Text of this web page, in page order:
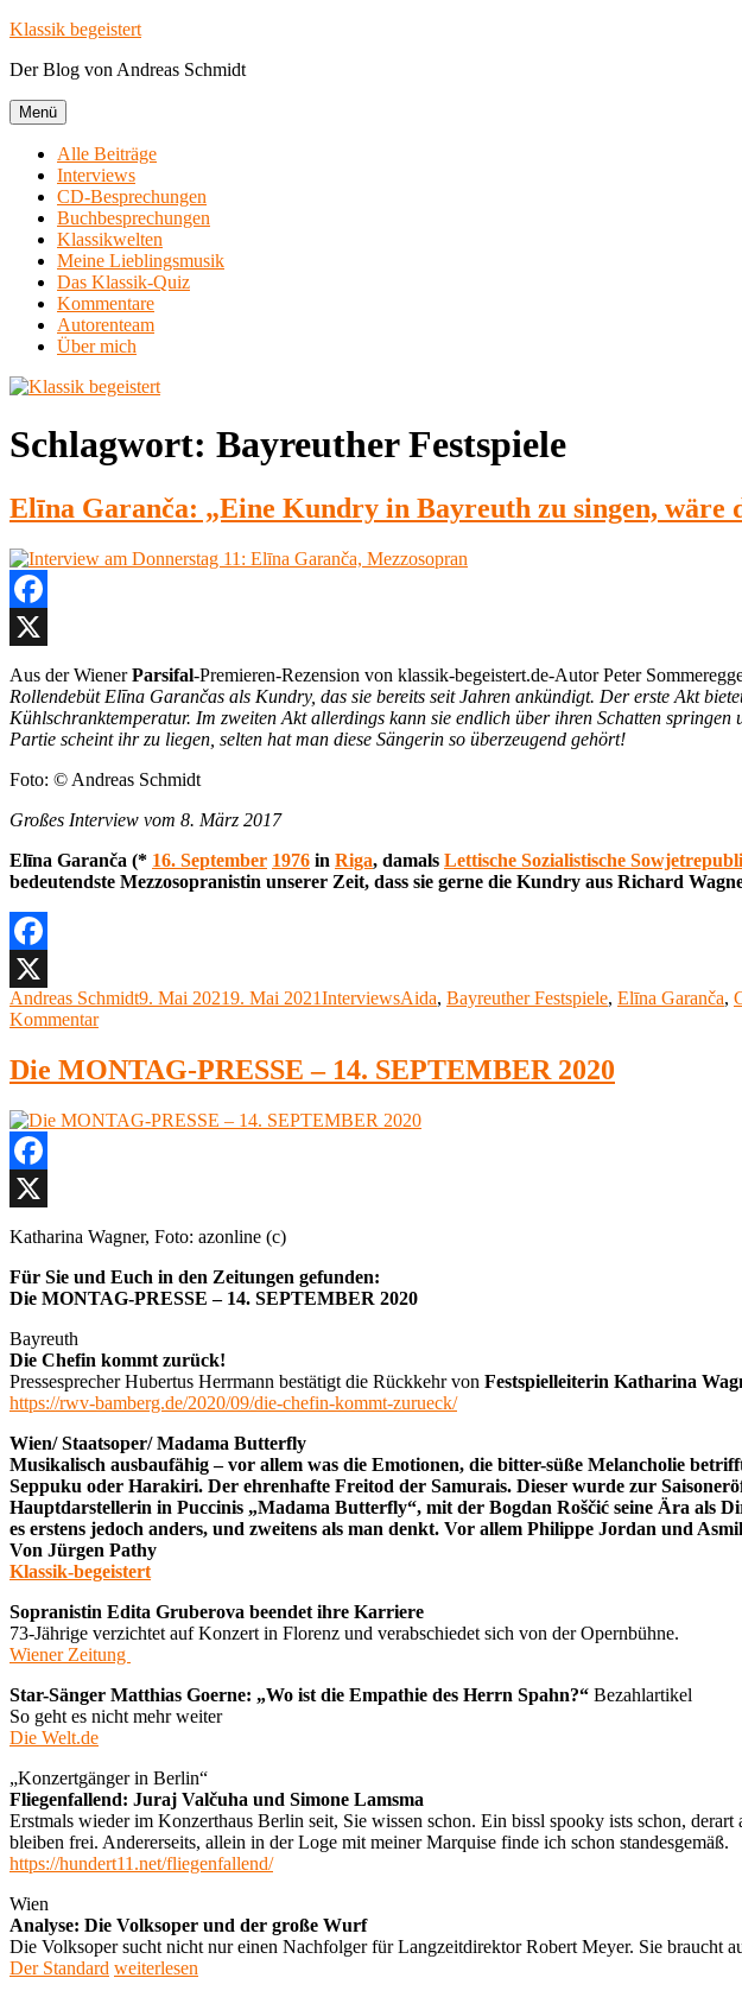
Zum
springen
Klassik begeistert
Der Blog von Andreas Schmidt
Menü
Alle Beiträge
Interviews
CD-Besprechungen
Buchbesprechungen
Klassikwelten
Meine Lieblingsmusik
Das Klassik-Quiz
Kommentare
Autorenteam
Über mich
Schlagwort: Bayreuther Festspiele
Elīna Garanča: „Eine Kundry in Bayreuth zu singen, wäre
Facebook
X
Aus der WienerParsifal-Premieren-Rezension von klassik-begeistert.de-Autor Peter
Rollendebüt Elīna Garančas als Kundry, das sie bereits seit Jahren ankündigt. Der erste Akt
Kühlschranktemperatur. Im zweiten Akt allerdings kann sie endlich über ihren Schatten
Partie scheint ihr zu liegen, selten hat man diese Sängerin so überzeugend gehört!
Foto: © Andreas Schmidt
Großes Interview vom 8. März 2017
Elīna Garanča (* 16. September 1976 in Riga, damals Lettische Sozialistische
bedeutendste Mezzosopranistin unserer Zeit, dass sie gerne die Kundry aus Richard
Facebook
X
Autor
Andreas SchmidtVeröffentlicht
9. Mai 20219. Mai 2021Kategorien
InterviewsSchlagwörter
Aida, Bayreuther Festspiele, Elīna Garanča,
Kommentarzu
am
Donnerstag
Elīna
Die MONTAG-PRESSE – 14. SEPTEMBER 2020
Facebook
X
Katharina Wagner, Foto: azonline (c)
Für Sie und Euch in den Zeitungen gefunden:
Die MONTAG-PRESSE – 14. SEPTEMBER 2020
Bayreuth
Die Chefin kommt zurück!
Pressesprecher Hubertus Herrmann bestätigt die Rückkehr von Festspielleiterin Katharina
https://rwv-bamberg.de/2020/09/die-chefin-kommt-zurueck/
Wien/ Staatsoper/ Madama Butterfly
Musikalisch ausbaufähig – vor allem was die Emotionen, die bitter-süße Melancholie
Seppuku oder Harakiri. Der ehrenhafte Freitod der Samurais. Dieser wurde zur
Hauptdarstellerin in Puccinis „Madama Butterfly“, mit der Bogdan Roščić seine Ära als
es erstens jedoch anders, und zweitens als man denkt. Vor allem Philippe Jordan und
Von Jürgen Pathy
Klassik-begeistert
Sopranistin Edita Gruberova beendet ihre Karriere
73-Jährige verzichtet auf Konzert in Florenz und verabschiedet sich von der Opernbühne.
Wiener Zeitung
Star-Sänger Matthias Goerne: „Wo ist die Empathie des Herrn Spahn?“ Bezahlartikel
So geht es nicht mehr weiter
Die Welt.de
„Konzertgänger in Berlin“
Fliegenfallend: Juraj Valčuha und Simone Lamsma
Erstmals wieder im Konzerthaus Berlin seit, Sie wissen schon. Ein bissl spooky ists schon,
bleiben frei. Andererseits, allein in der Loge mit meiner Marquise finde ich schon standesgemäß.
https://hundert11.net/fliegenfallend/
Wien
Analyse: Die Volksoper und der große Wurf
Die Volksoper sucht nicht nur einen Nachfolger für Langzeitdirektor Robert Meyer. Sie braucht
Der Standard „Die
weiterlesen